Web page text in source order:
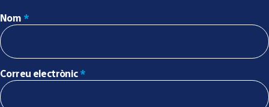
Nom *
Correu electrònic *